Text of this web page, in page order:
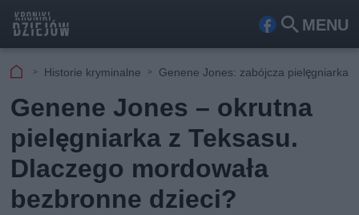
MENU
Fa
ook
Szu
Historie kryminalne Genene Jones: zabójcza pielęgniarka
Genene Jones – okrutna
pielęgniarka z Teksasu.
Dlaczego mordowała
bezbronne dzieci?